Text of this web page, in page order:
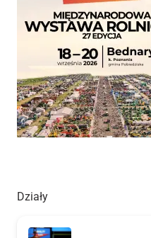
Działy